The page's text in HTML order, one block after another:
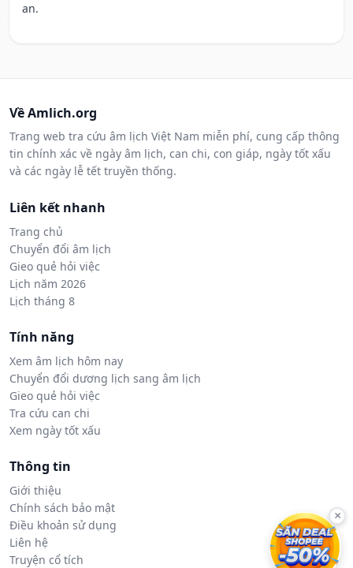
an.
Về Amlich.org
Trang web tra cứu âm lịch Việt Nam miễn phí, cung cấp thông
tin chính xác về ngày âm lịch, can chi, con giáp, ngày tốt xấu
và các ngày lễ tết truyền thống.
Liên kết nhanh
Trang chủ
Chuyển đổi âm lịch
Gieo quẻ hỏi việc
Lịch năm 2026
Lịch tháng 8
Tính năng
Xem âm lịch hôm nay
Chuyển đổi dương lịch sang âm lịch
Gieo quẻ hỏi việc
Tra cứu can chi
Xem ngày tốt xấu
Thông tin
Giới thiệu
Chính sách bảo mật
Điều khoản sử dụng
Liên hệ
Truyện cổ tích
×